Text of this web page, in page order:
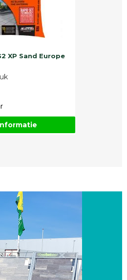
XP Sand Europe